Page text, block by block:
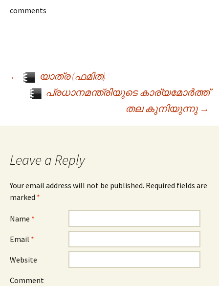
comments
Post navigation
←
യാത്ര (ഫമിത)
പ്രധാനമന്ത്രിയുടെ കാര്യമോർത്ത്
തല കുനിയുന്നു →
Leave a Reply
Your email address will not be published. Required fields are
marked *
Name *
Email *
Website
Comment